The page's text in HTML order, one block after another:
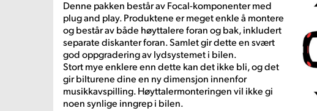
Denne pakken består av Focal-komponenter med
plug and play. Produktene er meget enkle å montere
og består av både høyttalere foran og bak, inkludert
separate diskanter foran. Samlet gir dette en svært
god oppgradering av lydsystemet i bilen.
Stort mye enklere enn dette kan det ikke bli, og det
gir bilturene dine en ny dimensjon innenfor
musikkavspilling. Høyttalermonteringen vil ikke gi
noen synlige inngrep i bilen.